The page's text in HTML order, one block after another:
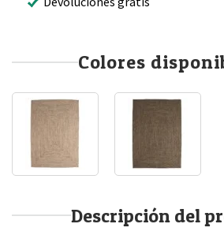
Colores
Descripción del